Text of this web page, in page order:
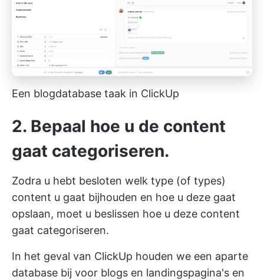
Een blogdatabase taak in ClickUp
2. Bepaal hoe u de content
gaat categoriseren.
Zodra u hebt besloten welk type (of types)
content u gaat bijhouden en hoe u deze gaat
opslaan, moet u beslissen hoe u deze content
gaat categoriseren.
In het geval van ClickUp houden we een aparte
database bij voor blogs en landingspagina's en